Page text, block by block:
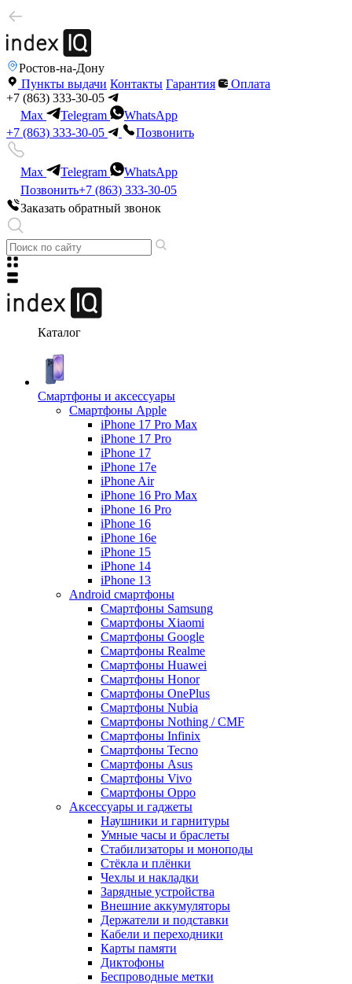
Ростов-на-Дону
Пункты выдачи Контакты Гарантия
Оплата
+7 (863) 333-30-05
Max
Telegram
WhatsApp
+7 (863) 333-30-05
Позвонить
Max Telegram
WhatsApp
Позвонить+7 (863) 333-30-05
Заказать обратный звонок
Каталог
Смартфоны и аксессуары
Смартфоны Apple
iPhone 17 Pro Max
iPhone 17 Pro
iPhone 17
iPhone 17e
iPhone Air
iPhone 16 Pro Max
iPhone 16 Pro
iPhone 16
iPhone 16e
iPhone 15
iPhone 14
iPhone 13
Android cмартфоны
Смартфоны Samsung
Смартфоны Xiaomi
Смартфоны Google
Смартфоны Realme
Смартфоны Huawei
Смартфоны Honor
Смартфоны OnePlus
Смартфоны Nubia
Смартфоны Nothing / CMF
Смартфоны Infinix
Смартфоны Tecno
Смартфоны Asus
Смартфоны Vivo
Смартфоны Oppo
Аксессуары и гаджеты
Наушники и гарнитуры
Умные часы и браслеты
Стабилизаторы и моноподы
Стёкла и плёнки
Чехлы и накладки
Зарядные устройства
Внешние аккумуляторы
Держатели и подставки
Кабели и переходники
Карты памяти
Диктофоны
Беспроводные метки